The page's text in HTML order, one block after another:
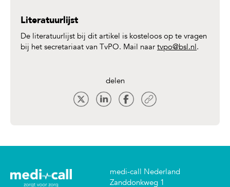
Literatuurlijst
De literatuurlijst bij dit artikel is kosteloos op te vragen
bij het secretariaat van TvPO. Mail naar tvpo@bsl.nl.
delen
medi-call Nederland
Zanddonkweg 1